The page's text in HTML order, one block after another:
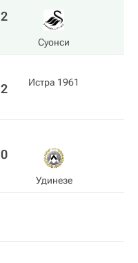
2
Суонси
2 Истра 1961
0
Удинезе